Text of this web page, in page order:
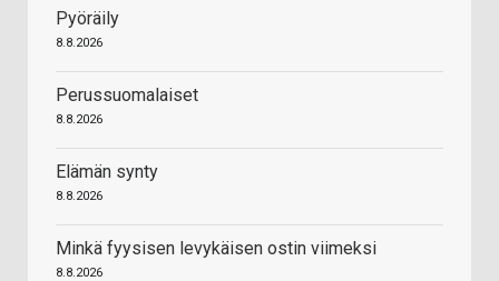
Pyöräily
8.8.2026
Perussuomalaiset
8.8.2026
Elämän synty
8.8.2026
Minkä fyysisen levykäisen ostin viimeksi
8.8.2026